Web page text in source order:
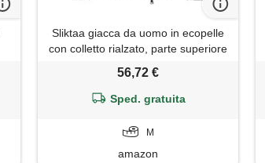
Sliktaa giacca da uomo in ecopelle
con colletto rialzato, parte superiore
motociclisti, con chiusura lampo,
casual, classico, giacca di pelle
56,72 €
Sped. gratuita
M
amazon